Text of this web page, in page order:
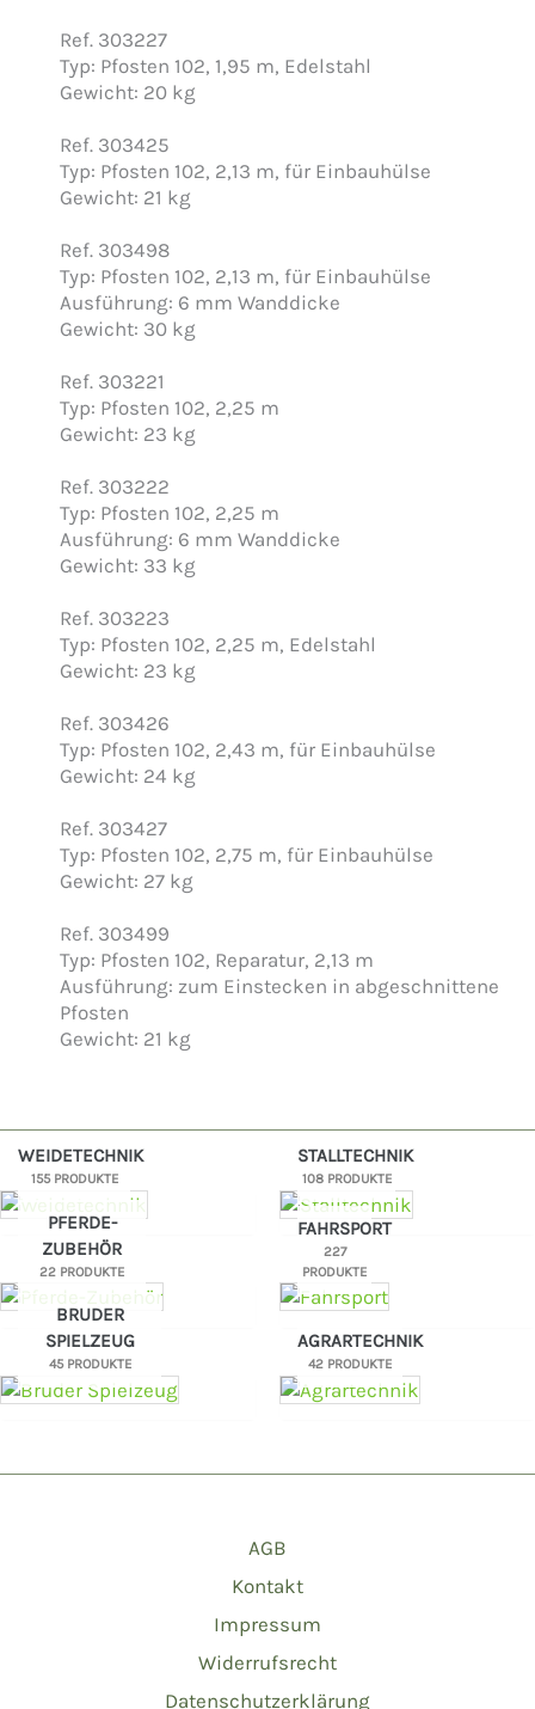
Ref. 303227
Typ: Pfosten 102, 1,95 m, Edelstahl
Gewicht: 20 kg
Ref. 303425
Typ: Pfosten 102, 2,13 m, für Einbauhülse
Gewicht: 21 kg
Ref. 303498
Typ: Pfosten 102, 2,13 m, für Einbauhülse
Ausführung: 6 mm Wanddicke
Gewicht: 30 kg
Ref. 303221
Typ: Pfosten 102, 2,25 m
Gewicht: 23 kg
Ref. 303222
Typ: Pfosten 102, 2,25 m
Ausführung: 6 mm Wanddicke
Gewicht: 33 kg
Ref. 303223
Typ: Pfosten 102, 2,25 m, Edelstahl
Gewicht: 23 kg
Ref. 303426
Typ: Pfosten 102, 2,43 m, für Einbauhülse
Gewicht: 24 kg
Ref. 303427
Typ: Pfosten 102, 2,75 m, für Einbauhülse
Gewicht: 27 kg
Ref. 303499
Typ: Pfosten 102, Reparatur, 2,13 m
Ausführung: zum Einstecken in abgeschnittene
Pfosten
Gewicht: 21 kg
WEIDETECHNIK
155 PRODUKTE
STALLTECHNIK
108 PRODUKTE
PFERDE-
ZUBEHÖR
22 PRODUKTE
FAHRSPORT
227
PRODUKTE
BRUDER
SPIELZEUG
45 PRODUKTE
AGRARTECHNIK
42 PRODUKTE
AGB
Kontakt
Impressum
Widerrufsrecht
Datenschutzerklärung